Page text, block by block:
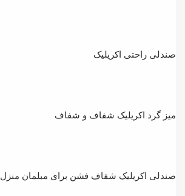
صندلی راحتی اکریلیک
میز گرد اکریلیک شفاف و شفاف
صندلی اکریلیک شفاف فشن برای مبلمان منزل